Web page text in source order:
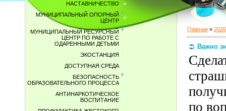
НАСТАВНИЧЕСТВО
МУНИЦИПАЛЬНЫЙ ОПОРНЫЙ
ЦЕНТР
МУНИЦИПАЛЬНЫЙ РЕСУРСНЫЙ
ЦЕНТР ПО РАБОТЕ С
ОДАРЕННЫМИ ДЕТЬМИ
ЭКОСТАНЦИЯ
ДОСТУПНАЯ СРЕДА
БЕЗОПАСНОСТЬ
ОБРАЗОВАТЕЛЬНОГО ПРОЦЕССА
АНТИНАРКОТИЧЕСКОЕ
ВОСПИТАНИЕ
Главная » 2026
Важно
по